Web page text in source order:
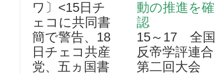
ワ〕<15日チ
ェコに共同書
簡で警告、18
日チェコ共産
党、五ヵ国書
動の推進を確
認
15～17 全国
反帝学評連合
第二回大会